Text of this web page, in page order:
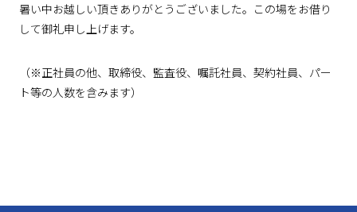
暑い中お越しい頂きありがとうございました。この場をお借り
して御礼申し上げます。
（※正社員の他、取締役、監査役、嘱託社員、契約社員、パー
ト等の人数を含みます）